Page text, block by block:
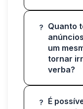
?
Quanto
um
tornar
verba?
?
É